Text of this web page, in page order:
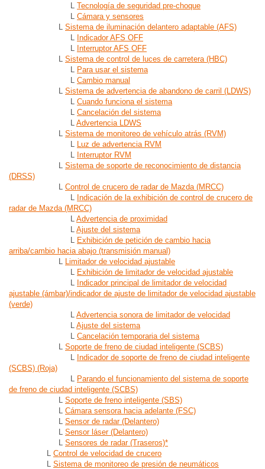
L Tecnología de seguridad pre-choque
L Cámara y sensores
L Sistema de iluminación delantero adaptable (AFS)
L Indicador AFS OFF
L Interruptor AFS OFF
L Sistema de control de luces de carretera (HBC)
L Para usar el sistema
L Cambio manual
L Sistema de advertencia de abandono de carril (LDWS)
L Cuando funciona el sistema
L Cancelación del sistema
L Advertencia LDWS
L Sistema de monitoreo de vehículo atrás (RVM)
L Luz de advertencia RVM
L Interruptor RVM
L Sistema de soporte de reconocimiento de distancia
(DRSS)
L Control de crucero de radar de Mazda (MRCC)
L Indicación de la exhibición de control de crucero de
radar de Mazda (MRCC)
L Advertencia de proximidad
L Ajuste del sistema
L Exhibición de petición de cambio hacia
arriba/cambio hacia abajo (transmisión manual)
L Limitador de velocidad ajustable
L Exhibición de limitador de velocidad ajustable
L Indicador principal de limitador de velocidad
ajustable (ámbar)/indicador de ajuste de limitador de velocidad ajustable
(verde)
L Advertencia sonora de limitador de velocidad
L Ajuste del sistema
L Cancelación temporaria del sistema
L Soporte de freno de ciudad inteligente (SCBS)
L Indicador de soporte de freno de ciudad inteligente
(SCBS) (Roja)
L Parando el funcionamiento del sistema de soporte
de freno de ciudad inteligente (SCBS)
L Soporte de freno inteligente (SBS)
L Cámara sensora hacia adelante (FSC)
L Sensor de radar (Delantero)
L Sensor láser (Delantero)
L Sensores de radar (Traseros)*
L Control de velocidad de crucero
L Sistema de monitoreo de presión de neumáticos